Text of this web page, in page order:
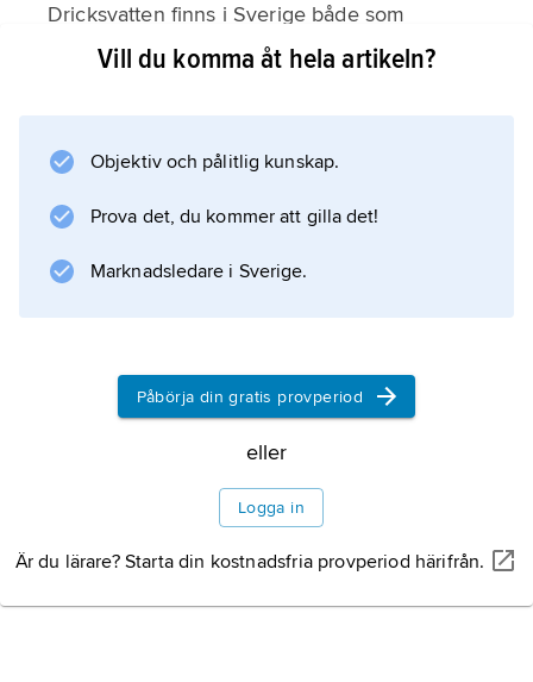
Dricksvatten finns i Sverige både som
kranvatten och som förpackat vatten i flaskor.
gånger billigare än förpackat vatten.
Vill du komma åt hela artikeln?
Objektiv och pålitlig kunskap.
Prova det, du kommer att gilla det!
Marknadsledare i Sverige.
Påbörja din gratis provperiod
eller
Logga in
Är du lärare? Starta din kostnadsfria provperiod härifrån.